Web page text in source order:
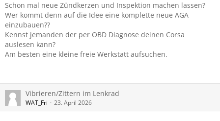
Schon mal neue Zündkerzen und Inspektion machen lassen?
Wer kommt denn auf die Idee eine komplette neue AGA
einzubauen??
Kennst jemanden der per OBD Diagnose deinen Corsa
auslesen kann?
Am besten eine kleine freie Werkstatt aufsuchen.
Vibrieren/Zittern im Lenkrad
WAT_Fri 23. April 2026